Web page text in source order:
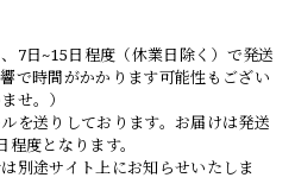
7日~15日程度（休業日除く）で発送
で時間がかかります可能性もござい
せ。）
を送りしております。お届けは発送
度となります。
別途サイト上にお知らせいたしま